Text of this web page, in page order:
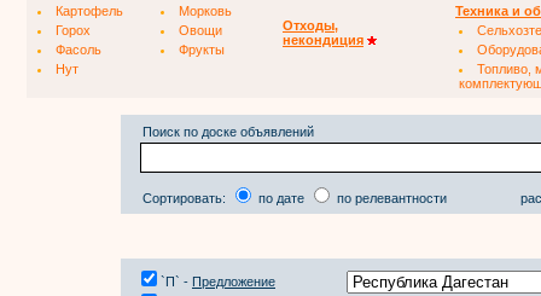
Картофель
Морковь
Горох
Овощи
Фасоль
Фрукты
Нут
Отходы,
некондиция
Техника и
Топливо,
Поиск по доске объявлений
Сортировать: по дате по релевантности
`П` - Предложение